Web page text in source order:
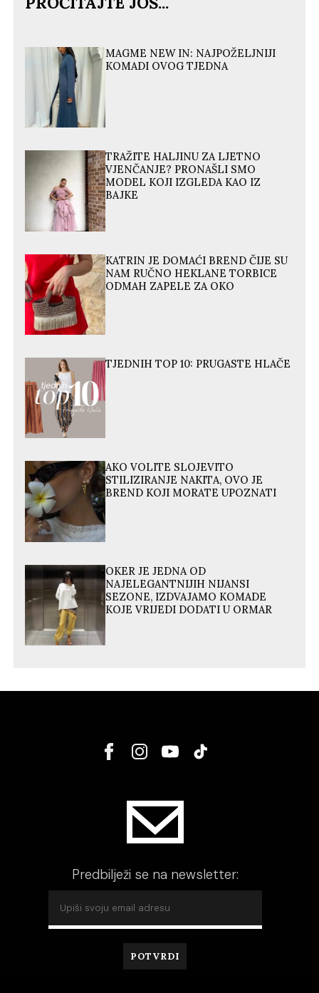
MAGME NEW IN: NAJPOŽELJNIJI
KOMADI OVOG TJEDNA
TRAŽITE HALJINU ZA LJETNO
VJENČANJE? PRONAŠLI SMO
MODEL KOJI IZGLEDA KAO IZ
BAJKE
KATRIN JE DOMAĆI BREND ČIJE SU
NAM RUČNO HEKLANE TORBICE
ODMAH ZAPELE ZA OKO
TJEDNIH TOP 10: PRUGASTE HLAČE
AKO VOLITE SLOJEVITO
STILIZIRANJE NAKITA, OVO JE
BREND KOJI MORATE UPOZNATI
OKER JE JEDNA OD
NAJELEGANTNIJIH NIJANSI
SEZONE, IZDVAJAMO KOMADE
KOJE VRIJEDI DODATI U ORMAR
Predbilježi se na newsletter: